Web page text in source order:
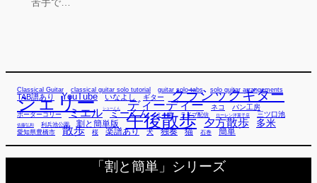
苦手で…
Classical Guitar classical guitar solo tutorial guitar solo tabs solo guitar arrangements
TAB譜あり YouTube いなよし ギター クラシックギター
シェリー シューくん ディーディー ネコ パン工房
ボーダーコリー ミエル ミーくん ミー君 ライブ配信 ローレン洋菓子店 三ツ口池
佐藤弘和 利兵池公園 割と簡単版 午後散歩 夕方散歩 多米
愛知県豊橋市 散歩 桜 楽譜あり 犬 独奏 猫 石巻 簡単
「割と簡単」シリーズ